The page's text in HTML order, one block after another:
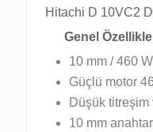
Hitachi D 10VC2
Genel
10 mm / 460 W
Güçlü motor
Düşük titreşim
10 mm